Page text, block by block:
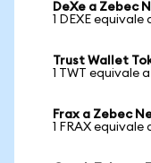
DeXe a Zebec
1 DEXE equivale
Trust Wallet
1 TWT equivale a
Frax a Zebec
1 FRAX equivale